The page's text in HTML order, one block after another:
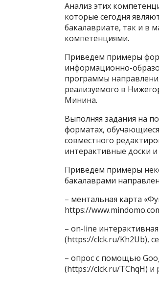
Анализ этих
которые сегодня
бакалавриате, так и в
компетенциями.
Приведем примеры
информационно-
программы
реализуемого в
Минина.
Выполняя задания на
форматах,
совместного
интерактивные доски и
Приведем примеры
бакалаврами
– ментальная карта
https://
– on-line
(https://clck.ru/Kh2Ub),
– опрос с помощью
(https://clck.ru/TChqH) и